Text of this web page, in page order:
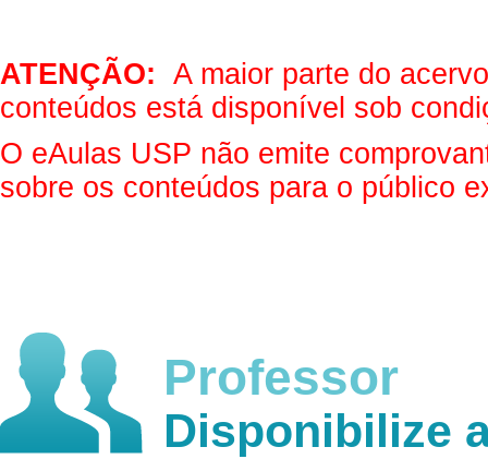
ATENÇÃO: A maior parte do
conteúdos está disponível sob
O eAulas USP não emite
sobre os conteúdos para o público
Professor
Disponibilize